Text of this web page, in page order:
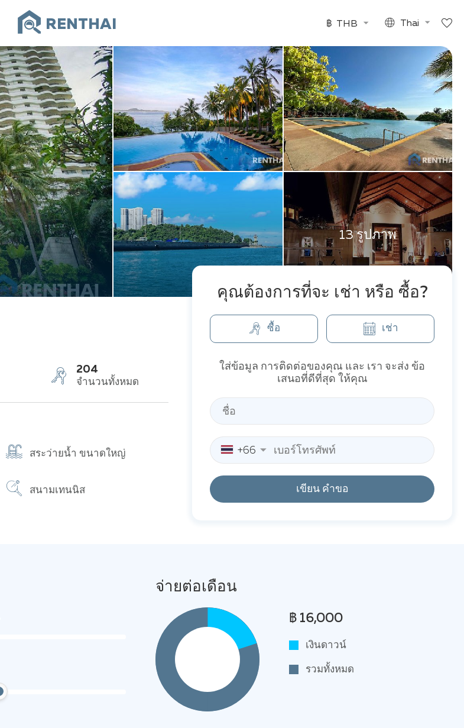
RENTHAI ฿ THB Thai
13 รูปภาพ
204
จำนวนทั้งหมด
สระว่ายน้ำ ขนาดใหญ่
สนามเทนนิส
คุณต้องการที่จะ เช่า หรือ ซื้อ?
ซื้อ เช่า
ใส่ข้อมูล การติดต่อของคุณ และ เรา จะส่ง ข้อ
เสนอที่ดีที่สุด ให้คุณ
+66
เขียน คำขอ
จ่ายต่อเดือน
฿ 16,000
เงินดาวน์
รวมทั้งหมด